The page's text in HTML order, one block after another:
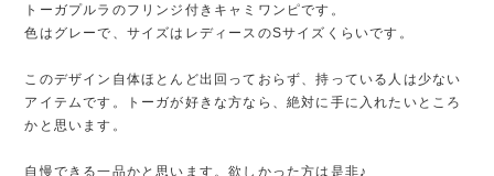
トーガプルラのフリンジ付きキャミワンピです。
色はグレーで、サイズはレディースのSサイズくらいです。
このデザイン自体ほとんど出回っておらず、持っている人は少ない
アイテムです。トーガが好きな方なら、絶対に手に入れたいところ
かと思います。
自慢できる一品かと思います。欲しかった方は是非♪